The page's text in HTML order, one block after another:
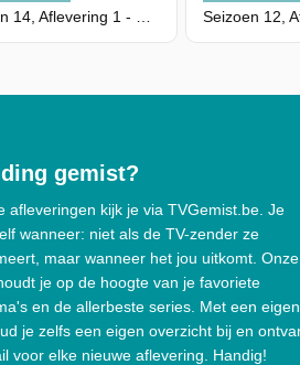
gemist?
afleveringen kijk je via TVGemist.be. Je
wanneer: niet als de TV-zender ze
maar wanneer het jou uitkomt. Onze
je op de hoogte van je favoriete
en de allerbeste series. Met een eigen
je zelfs een eigen overzicht bij en
voor elke nieuwe aflevering. Handig!